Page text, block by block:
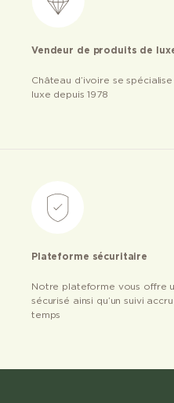
Vendeur de produits de
Château d’ivoire se
luxe depuis 1978
Plateforme sécuritaire
Notre plateforme vous offre
sécurisé ainsi qu’un suivi
temps